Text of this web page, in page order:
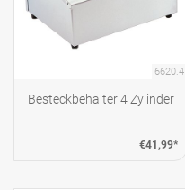
6620.4
Besteckbehälter 4 Zylinder
€41,99*